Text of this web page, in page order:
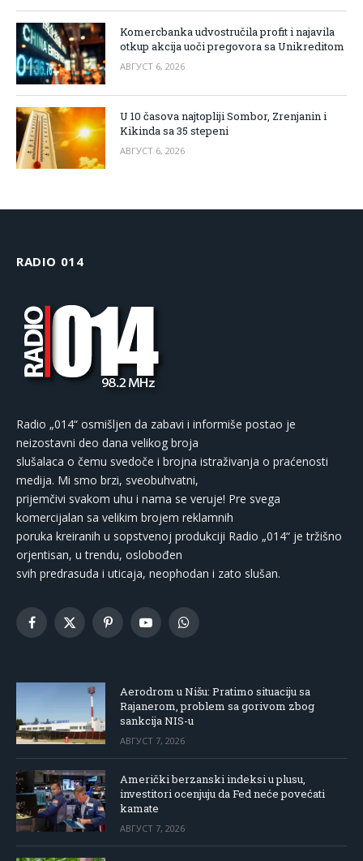
Komercbanka udvostručila profit i najavila
otkup akcija uoči pregovora sa Unikreditom
АВГУСТ 6, 2026
U 10 časova najtopliji Sombor, Zrenjanin i
Kikinda sa 35 stepeni
АВГУСТ 6, 2026
RADIO 014
Radio „014“ osmišljen da zabavi i informiše postao je
neizostavni deo dana velikog broja
slušalaca o čemu svedoče i brojna istraživanja o praćenosti
medija. Mi smo brzi, sveobuhvatni,
prijemčivi svakom uhu i nama se veruje! Pre svega
komercijalan sa velikim brojem reklamnih
poruka kreiranih u sopstvenoj produkciji Radio „014“ je tržišno
orjentisan, u trendu, oslobođen
svih predrasuda i uticaja, neophodan i zato slušan.
Facebook
X
PinterestYouTubeWhatsApp
Aerodrom u Nišu: Pratimo situaciju sa
Rajanerom, problem sa gorivom zbog
sankcija NIS-u
АВГУСТ 7, 2026
Američki berzanski indeksi u plusu,
investitori ocenjuju da Fed neće povećati
kamate
АВГУСТ 7, 2026